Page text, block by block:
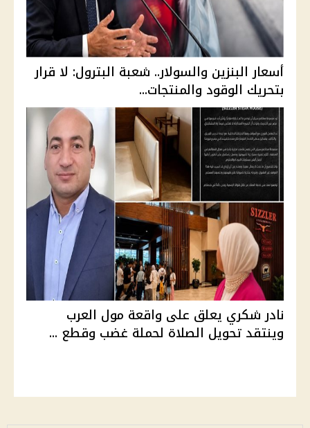
أسعار البنزين والسولار.. شعبة البترول: لا قرار
بتحريك الوقود والمنتجات...
نادر شكري يعلق على واقعة مول العرب
وينتقد تحويل الصلاة لحملة غضب وقطع ...